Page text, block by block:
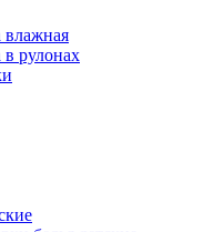
влажная
в рулонах